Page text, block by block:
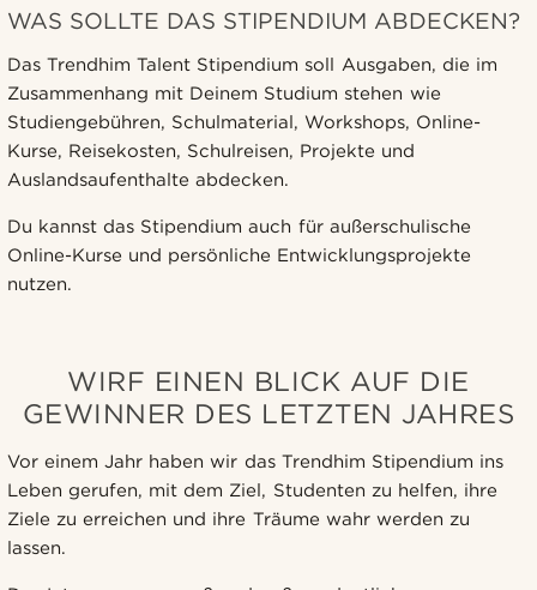
WAS SOLLTE DAS STIPENDIUM ABDECKEN?
Das Trendhim Talent Stipendium soll Ausgaben, die im
Zusammenhang mit Deinem Studium stehen wie
Studiengebühren, Schulmaterial, Workshops, Online-
Kurse, Reisekosten, Schulreisen, Projekte und
Auslandsaufenthalte abdecken.
Du kannst das Stipendium auch für außerschulische
Online-Kurse und persönliche Entwicklungsprojekte
nutzen.
WIRF EINEN BLICK AUF DIE
GEWINNER DES LETZTEN JAHRES
Vor einem Jahr haben wir das Trendhim Stipendium ins
Leben gerufen, mit dem Ziel, Studenten zu helfen, ihre
Ziele zu erreichen und ihre Träume wahr werden zu
lassen.